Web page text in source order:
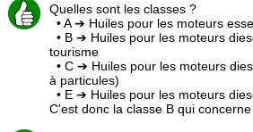
Quelles sont les classes ?
• A ➔ Huiles pour les moteurs
• B ➔ Huiles pour les moteurs
tourisme
• C ➔ Huiles pour les moteurs
à particules)
• E ➔ Huiles pour les moteurs
C'est donc la classe B qui